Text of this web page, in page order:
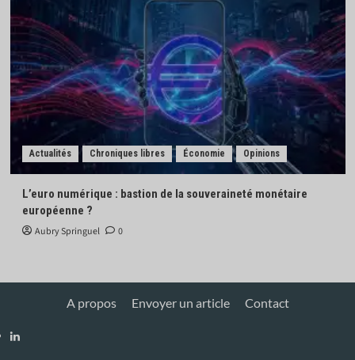
Actualités Chroniques libres Économie Opinions
L’euro numérique : bastion de la souveraineté monétaire
européenne ?
Aubry Springuel 0
A propos Envoyer un article Contact
Linkedin